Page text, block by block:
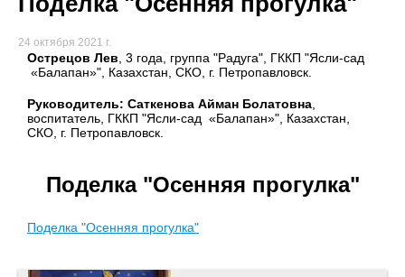
24 октября 2021 г.
Острецов Лев, 3 года, группа "Радуга", ГККП "Ясли-сад
«Балапан»", Казахстан, СКО, г. Петропавловск.
Руководитель: Саткенова Айман Болатовна
воспитатель, ГККП "Ясли-сад «Балапан»", Казахстан,
СКО, г. Петропавловск.
Поделка "Осенняя прогулка"
Поделка "Осенняя прогулка"